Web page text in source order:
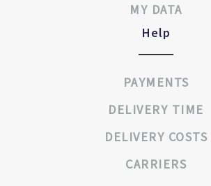
MY DATA
Help
PAYMENTS
DELIVERY TIME
DELIVERY COSTS
CARRIERS